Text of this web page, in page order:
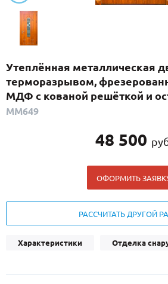
С реечным дизайном (29)
ПО НАЗНАЧЕНИЮ
Популярные двери
ДОСТАВКА
Утеплённая металлическая
терморазрывом,
МДФ с кованой решёткой и
ММ649
48 500
ОФОРМИТЬ
РАССЧИТАТЬ ДРУГОЙ
Характеристики Отделка